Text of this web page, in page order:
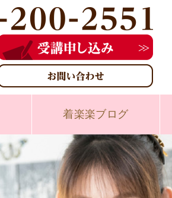
着楽楽ブログ